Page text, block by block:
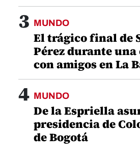
3 MUNDO
El trágico final de
Pérez durante
con amigos en La
4 MUNDO
De la Espriella
presidencia de
de Bogotá